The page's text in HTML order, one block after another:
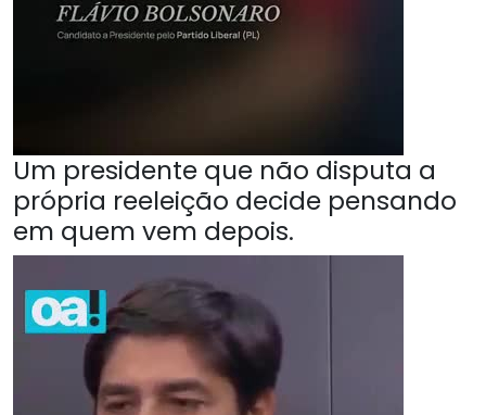
Um presidente que não disputa a
própria reeleição decide pensando
em quem vem depois.